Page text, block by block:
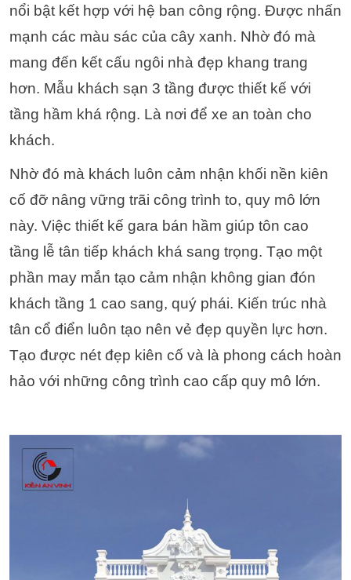
nổi bật kết hợp với hệ ban công rộng. Được nhấn
mạnh các màu sác của cây xanh. Nhờ đó mà
mang đến kết cấu ngôi nhà đẹp khang trang
hơn. Mẫu khách sạn 3 tầng được thiết kế với
tầng hầm khá rộng. Là nơi để xe an toàn cho
khách.
Nhờ đó mà khách luôn cảm nhận khối nền kiên
cố đỡ nâng vững trãi công trình to, quy mô lớn
này. Việc thiết kế gara bán hầm giúp tôn cao
tầng lễ tân tiếp khách khá sang trọng. Tạo một
phần may mắn tạo cảm nhận không gian đón
khách tầng 1 cao sang, quý phái. Kiến trúc nhà
tân cổ điển luôn tạo nên vẻ đẹp quyền lực hơn.
Tạo được nét đẹp kiên cố và là phong cách hoàn
hảo với những công trình cao cấp quy mô lớn.